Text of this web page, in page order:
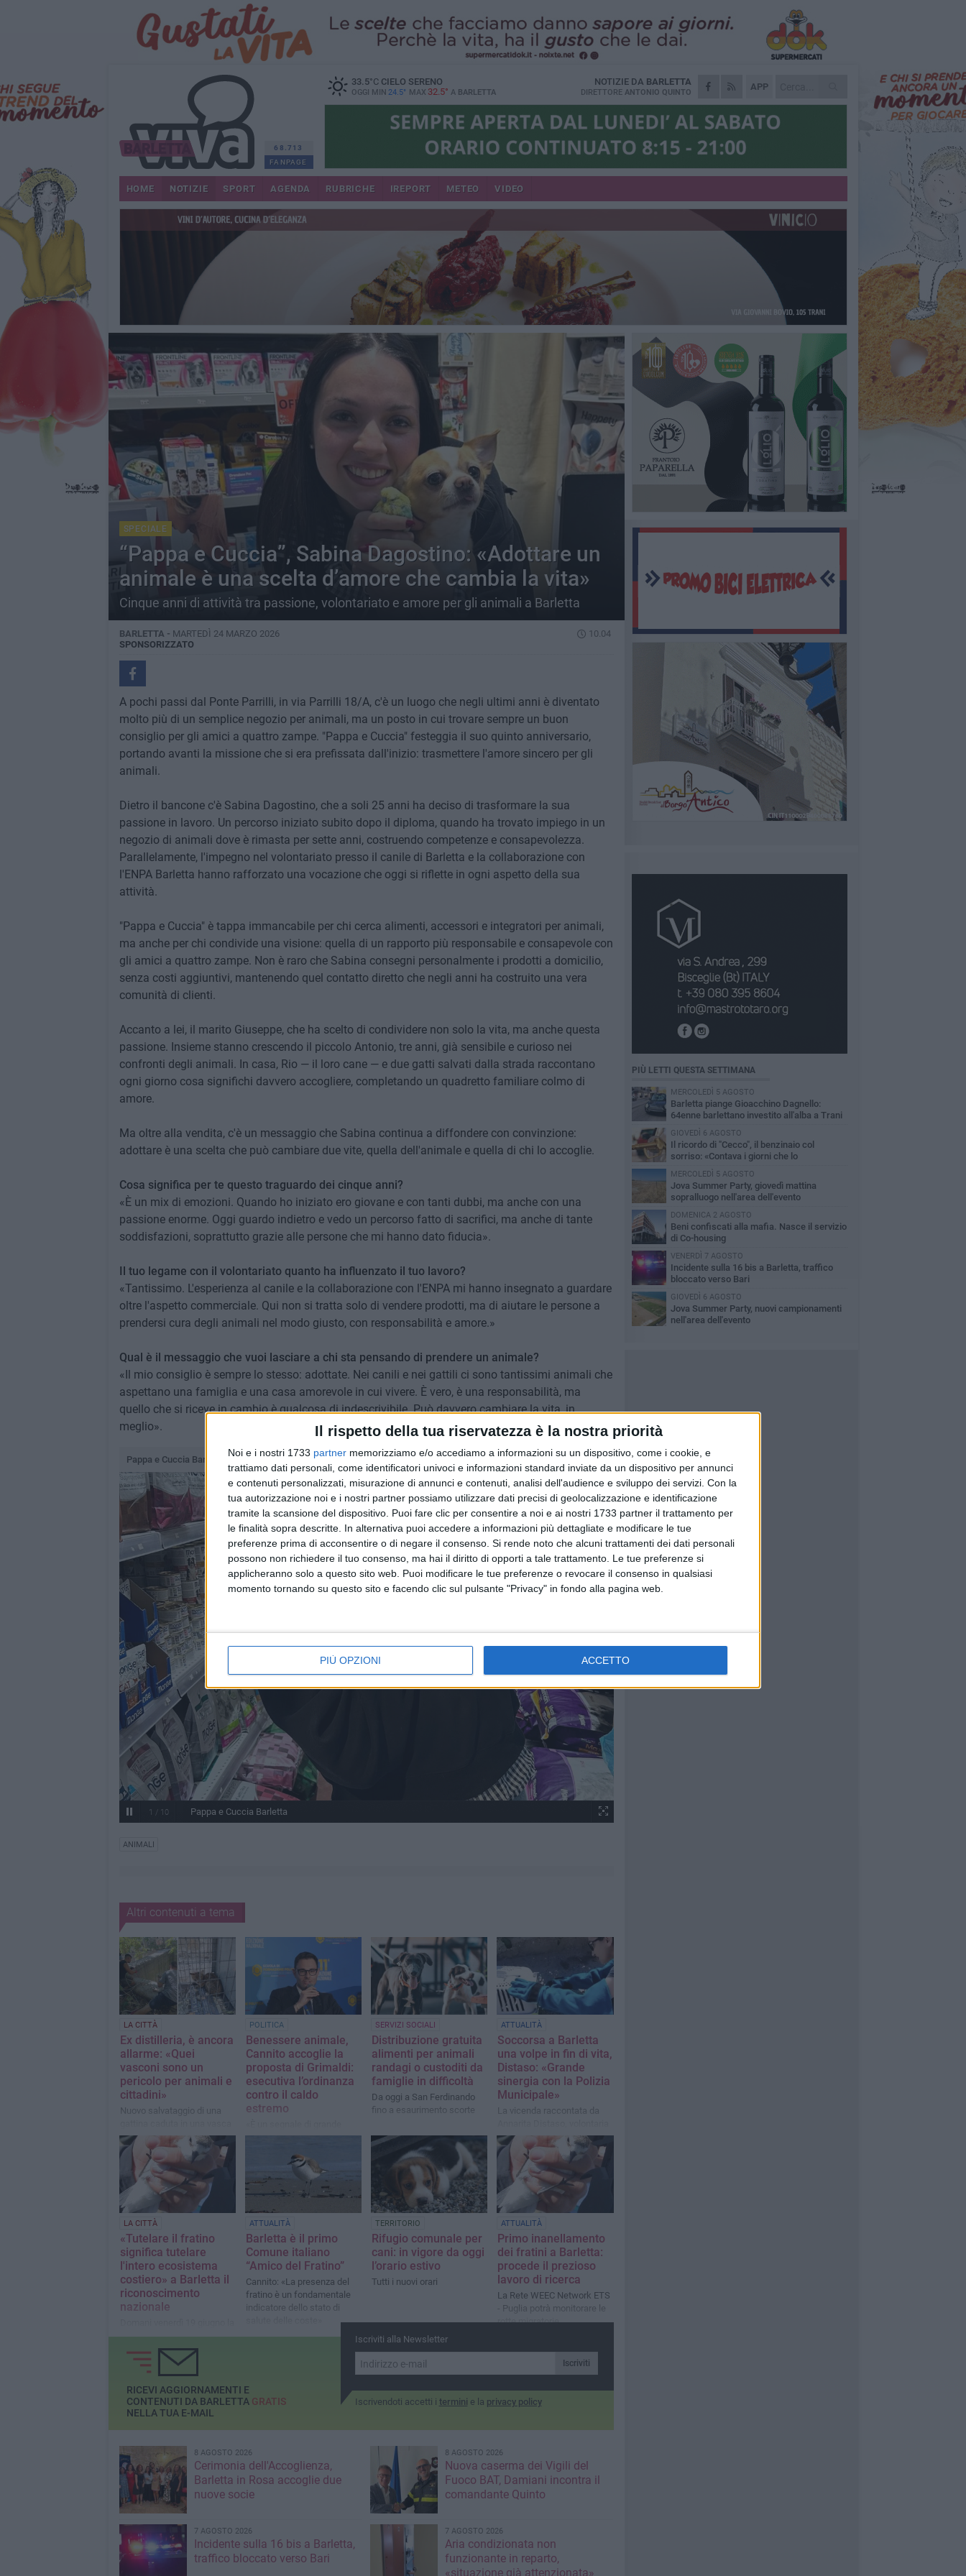
Il rispetto della tua riservatezza è la nostra priorità
Noi e i nostri 1733 partner memorizziamo e/o accediamo a informazioni su un dispositivo, come i cookie, e
trattiamo dati personali, come identificatori univoci e informazioni standard inviate da un dispositivo per annunci
e contenuti personalizzati, misurazione di annunci e contenuti, analisi dell'audience e sviluppo dei servizi. Con la
tua autorizzazione noi e i nostri partner possiamo utilizzare dati precisi di geolocalizzazione e identificazione
tramite la scansione del dispositivo. Puoi fare clic per consentire a noi e ai nostri 1733 partner il trattamento per
le finalità sopra descritte. In alternativa puoi accedere a informazioni più dettagliate e modificare le tue
preferenze prima di acconsentire o di negare il consenso. Si rende noto che alcuni trattamenti dei dati personali
possono non richiedere il tuo consenso, ma hai il diritto di opporti a tale trattamento. Le tue preferenze si
applicheranno solo a questo sito web. Puoi modificare le tue preferenze o revocare il consenso in qualsiasi
momento tornando su questo sito e facendo clic sul pulsante "Privacy" in fondo alla pagina web.
PIÙ OPZIONI ACCETTO
68.713
FANPAGE
33.5°CCIELO SERENO
OGGI MIN 24.5° MAX 32.5° A BARLETTA
APP
NOTIZIE DA BARLETTA
DIRETTORE ANTONIO QUINTO
HOME NOTIZIE SPORT AGENDA RUBRICHE IREPORT METEO VIDEO
SPECIALE
“Pappa e Cuccia”, Sabina Dagostino: «Adottare un
animale è una scelta d’amore che cambia la vita»
Cinque anni di attività tra passione, volontariato e amore per gli animali a Barletta
BARLETTA - MARTEDÌ 24 MARZO 2026
10.04
SPONSORIZZATO
A pochi passi dal Ponte Parrilli, in via Parrilli 18/A, c'è un luogo che negli ultimi anni è diventato
molto più di un semplice negozio per animali, ma un posto in cui trovare sempre un buon
consiglio per gli amici a quattro zampe. "Pappa e Cuccia" festeggia il suo quinto anniversario,
portando avanti la missione che si era prefissata dall'inizio: trasmettere l'amore sincero per gli
animali.
Dietro il bancone c'è Sabina Dagostino, che a soli 25 anni ha deciso di trasformare la sua
passione in lavoro. Un percorso iniziato subito dopo il diploma, quando ha trovato impiego in un
negozio di animali dove è rimasta per sette anni, costruendo competenze e consapevolezza.
Parallelamente, l'impegno nel volontariato presso il canile di Barletta e la collaborazione con
l'ENPA Barletta hanno rafforzato una vocazione che oggi si riflette in ogni aspetto della sua
attività.
"Pappa e Cuccia" è tappa immancabile per chi cerca alimenti, accessori e integratori per animali,
ma anche per chi condivide una visione: quella di un rapporto più responsabile e consapevole con
gli amici a quattro zampe. Non è raro che Sabina consegni personalmente i prodotti a domicilio,
senza costi aggiuntivi, mantenendo quel contatto diretto che negli anni ha costruito una vera
comunità di clienti.
Accanto a lei, il marito Giuseppe, che ha scelto di condividere non solo la vita, ma anche questa
passione. Insieme stanno crescendo il piccolo Antonio, tre anni, già sensibile e curioso nei
confronti degli animali. In casa, Rio — il loro cane — e due gatti salvati dalla strada raccontano
ogni giorno cosa significhi davvero accogliere, completando un quadretto familiare colmo di
amore.
Ma oltre alla vendita, c'è un messaggio che Sabina continua a diffondere con convinzione:
adottare è una scelta che può cambiare due vite, quella dell'animale e quella di chi lo accoglie.
Cosa significa per te questo traguardo dei cinque anni?
«È un mix di emozioni. Quando ho iniziato ero giovane e con tanti dubbi, ma anche con una
passione enorme. Oggi guardo indietro e vedo un percorso fatto di sacrifici, ma anche di tante
soddisfazioni, soprattutto grazie alle persone che mi hanno dato fiducia».
Il tuo legame con il volontariato quanto ha influenzato il tuo lavoro?
«Tantissimo. L'esperienza al canile e la collaborazione con l'ENPA mi hanno insegnato a guardare
oltre l'aspetto commerciale. Qui non si tratta solo di vendere prodotti, ma di aiutare le persone a
prendersi cura degli animali nel modo giusto, con responsabilità e amore.»
Qual è il messaggio che vuoi lasciare a chi sta pensando di prendere un animale?
«Il mio consiglio è sempre lo stesso: adottate. Nei canili e nei gattili ci sono tantissimi animali che
aspettano una famiglia e una casa amorevole in cui vivere. È vero, è una responsabilità, ma
quello che si riceve in cambio è qualcosa di indescrivibile. Può davvero cambiare la vita, in
meglio».
10 FOTO
Pappa e Cuccia Barletta
1 / 10 Pappa e Cuccia Barletta
ANIMALI
Altri contenuti a tema
LA CITTÀ
Ex distilleria, è ancora
allarme: «Quei
vasconi sono un
pericolo per animali e
cittadini»
Nuovo salvataggio di una
abbandonata. I cittadini
chiedono interventi urgenti
POLITICA
Benessere animale,
Cannito accoglie la
proposta di Grimaldi:
esecutiva l’ordinanza
contro il caldo
estremo
sensibilità istituzionale»
SERVIZI SOCIALI
Distribuzione gratuita
alimenti per animali
randagi o custoditi da
famiglie in difficoltà
Da oggi a San Ferdinando
fino a esaurimento scorte
ATTUALITÀ
Soccorsa a Barletta
una volpe in fin di vita,
Distaso: «Grande
sinergia con la Polizia
Municipale»
La vicenda raccontata da
di ENPA Barletta
LA CITTÀ
«Tutelare il fratino
significa tutelare
l'intero ecosistema
costiero» a Barletta il
riconoscimento
nazionale
premiazione presso la Sala
Giunta del Palazzo di Città
ATTUALITÀ
Barletta è il primo
Comune italiano
“Amico del Fratino”
Cannito: «La presenza del
fratino è un fondamentale
indicatore dello stato di
TERRITORIO
Rifugio comunale per
cani: in vigore da oggi
l’orario estivo
Tutti i nuovi orari
ATTUALITÀ
Primo inanellamento
dei fratini a Barletta:
procede il prezioso
lavoro di ricerca
La Rete WEEC Network ETS
- Puglia potrà monitorare le
rotte migratorie
Iscriviti alla Newsletter
Iscriviti
Iscrivendoti accetti i termini e la privacy policy
RICEVI AGGIORNAMENTI E
CONTENUTI DA BARLETTA GRATIS
NELLA TUA E-MAIL
8 AGOSTO 2026
Cerimonia dell'Accoglienza,
Barletta in Rosa accoglie due
nuove socie
8 AGOSTO 2026
Nuova caserma dei Vigili del
Fuoco BAT, Damiani incontra il
comandante Quinto
7 AGOSTO 2026
Incidente sulla 16 bis a Barletta,
traffico bloccato verso Bari
7 AGOSTO 2026
Aria condizionata non
funzionante in reparto,
«situazione già attenzionata»
PIÙ LETTI QUESTA SETTIMANA
MERCOLEDÌ 5 AGOSTO
Barletta piange Gioacchino Dagnello:
64enne barlettano investito all'alba a Trani
GIOVEDÌ 6 AGOSTO
Il ricordo di "Cecco", il benzinaio col
sorriso: «Contava i giorni che lo
separavano dalla pensione»
MERCOLEDÌ 5 AGOSTO
Jova Summer Party, giovedì mattina
sopralluogo nell'area dell'evento
DOMENICA 2 AGOSTO
Beni confiscati alla mafia. Nasce il servizio
di Co-housing
VENERDÌ 7 AGOSTO
Incidente sulla 16 bis a Barletta, traffico
bloccato verso Bari
GIOVEDÌ 6 AGOSTO
Jova Summer Party, nuovi campionamenti
nell'area dell'evento